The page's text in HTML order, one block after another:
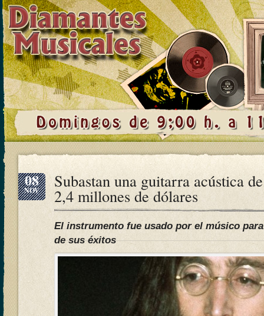
08
NOV Subastan una guitarra acústica
2,4 millones de dólares
El instrumento fue usado por el músico
de sus éxitos